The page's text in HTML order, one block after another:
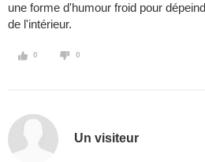
une forme d'humour froid pour
de l'intérieur.
0 0
Un visiteur